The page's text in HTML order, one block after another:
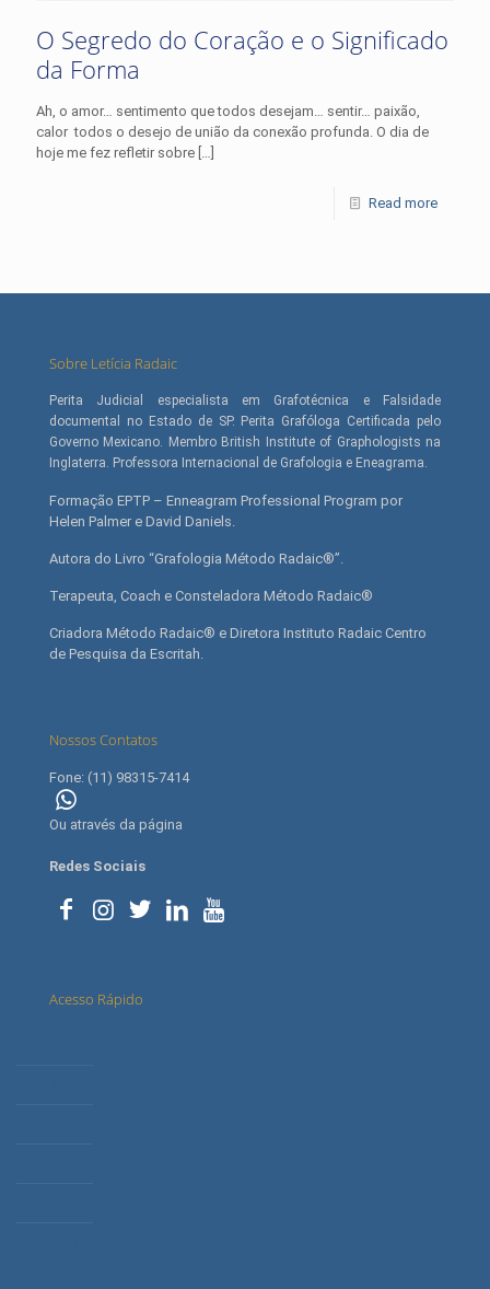
O Segredo do Coração e o Significado
da Forma
Ah, o amor… sentimento que todos desejam… sentir… paixão,
calor todos o desejo de união da conexão profunda. O dia de
hoje me fez refletir sobre […]
Read more
Sobre Letícia Radaic
Perita Judicial especialista em Grafotécnica e Falsidade
documental no Estado de SP. Perita Grafóloga Certificada pelo
Governo Mexicano. Membro British Institute of Graphologists na
Inglaterra. Professora Internacional de Grafologia e Eneagrama.
Formação EPTP – Enneagram Professional Program por
Helen Palmer e David Daniels.
Autora do Livro “Grafologia Método Radaic®”.
Terapeuta, Coach e Consteladora Método Radaic®
Criadora Método Radaic® e Diretora Instituto Radaic Centro
de Pesquisa da Escritah.
Nossos Contatos
Fone: (11) 98315-7414
Ou através da página
Redes Sociais
Acesso Rápido